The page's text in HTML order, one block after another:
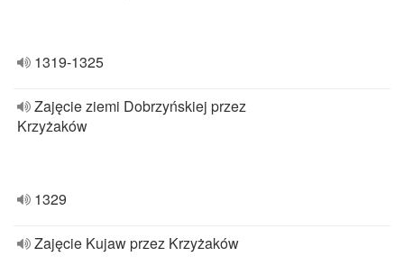
1319-1325
Zajęcie ziemi Dobrzyńskiej przez
Krzyżaków
1329
Zajęcie Kujaw przez Krzyżaków